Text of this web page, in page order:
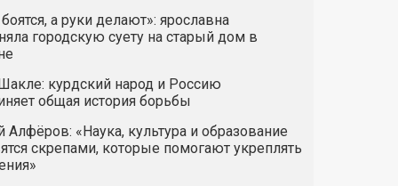
боятся, а руки делают»: ярославна
городскую суету на старый дом в
курдский народ и Россию
общая история борьбы
Алфёров: «Наука, культура и образование
скрепами, которые помогают укреплять